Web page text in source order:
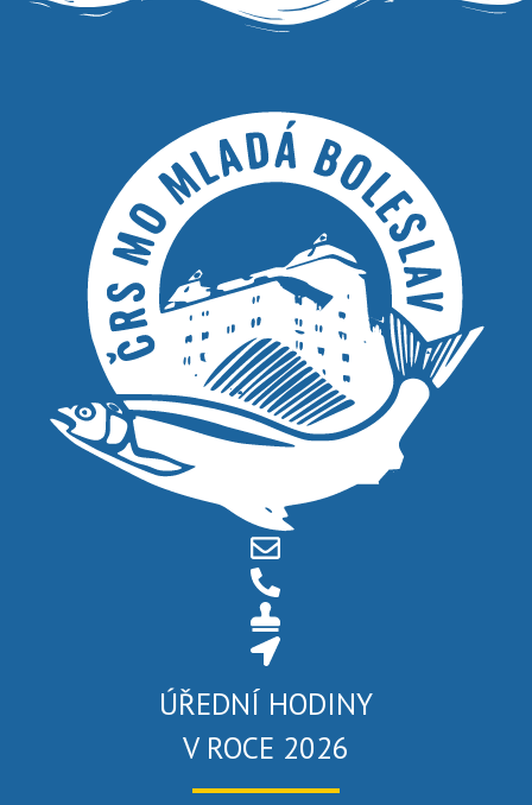
ÚŘEDNÍ HODINY
V ROCE 2026